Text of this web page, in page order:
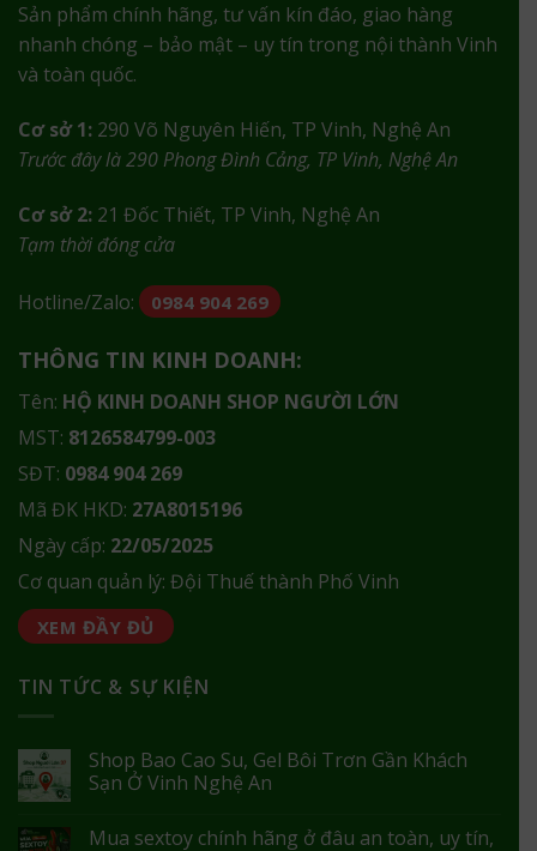
Sản phẩm chính hãng, tư vấn kín đáo, giao hàng
nhanh chóng – bảo mật – uy tín trong nội thành Vinh
và toàn quốc.
Cơ sở 1: 290 Võ Nguyên Hiến, TP Vinh, Nghệ An
Trước đây là 290 Phong Đình Cảng, TP Vinh, Nghệ An
Cơ sở 2: 21 Đốc Thiết, TP Vinh, Nghệ An
Tạm thời đóng cửa
Hotline/Zalo: 0984 904 269
THÔNG TIN KINH DOANH:
Tên: HỘ KINH DOANH SHOP NGƯỜI LỚN
MST: 8126584799-003
SĐT: 0984 904 269
Mã ĐK HKD: 27A8015196
Ngày cấp: 22/05/2025
Cơ quan quản lý: Đội Thuế thành Phố Vinh
XEM ĐẦY ĐỦ
TIN TỨC & SỰ KIỆN
Shop Bao Cao Su, Gel Bôi Trơn Gần Khách
Sạn Ở Vinh Nghệ An
Mua sextoy chính hãng ở đâu an toàn, uy tín,